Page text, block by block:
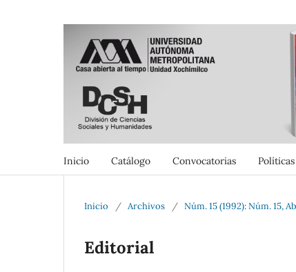
Inicio Catálogo Convocatorias
Inicio / Archivos / Núm. 15 (1992): Núm. 15,
Editorial